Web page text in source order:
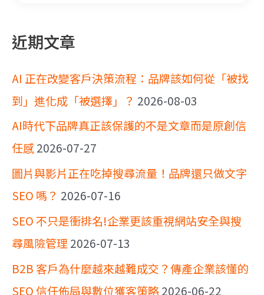
近期文章
AI 正在改變客戶決策流程：品牌該如何從「被找
到」進化成「被選擇」？ 2026-08-03
AI時代下品牌真正該保護的不是文章而是原創信
任感2026-07-27
圖片與影片正在吃掉搜尋流量！品牌還只做文字
SEO 嗎？ 2026-07-16
SEO 不只是衝排名!企業更該重視網站安全與搜
尋風險管理 2026-07-13
B2B 客戶為什麼越來越難成交？傳產企業該懂的
SEO 信任佈局與數位獲客策略2026-06-22